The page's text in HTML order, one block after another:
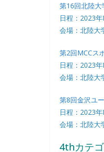
第16回北陸大
日程：2023
会場：北陸大
第2回MCCス
日程：2023
会場：北陸大
第8回金沢ユ
日程：2023
会場：北陸大
4thカテ